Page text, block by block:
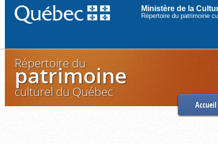
Ministère de la
Répertoire du patrimoine
Répertoire du
patrimoine
culturel du Québec
Accueil